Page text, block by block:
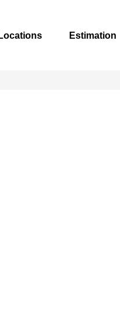
Locations Estimation